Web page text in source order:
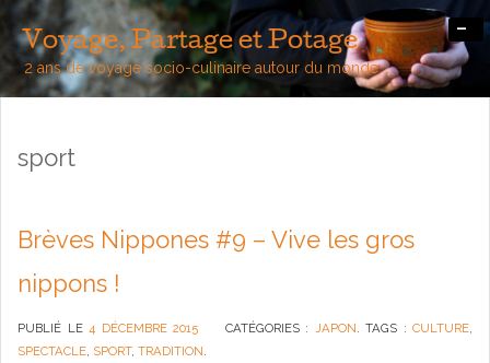
Voyage, Partage et Potage
2 ans de voyage socio-culinaire autour du monde
-
sport
Brèves Nippones #9 – Vive les gros
nippons !
PUBLIÉ LE 4 DÉCEMBRE 2015 CATÉGORIES : JAPON. TAGS : CULTURE,
SPECTACLE, SPORT, TRADITION.